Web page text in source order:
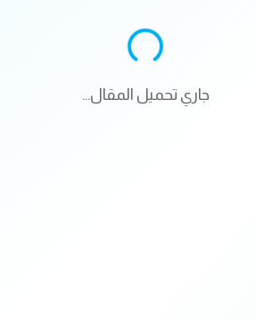
جاري تحميل المقال...